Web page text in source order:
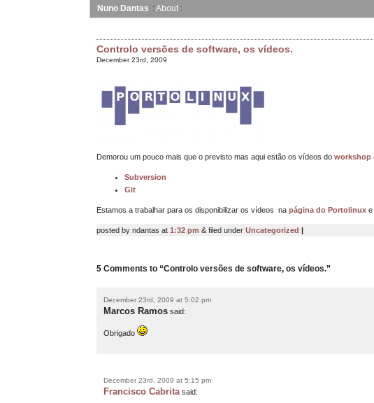
Nuno Dantas About
Controlo versões de software, os vídeos.
December 23rd, 2009
Demorou um pouco mais que o previsto mas aqui estão os vídeos do workshop
Subversion
Git
Estamos a trabalhar para os disponibilizar os vídeos na página do Portolinuxe
posted by ndantas at 1:32 pm & filed under Uncategorized |
5 Comments to “Controlo versões de software, os vídeos.”
December 23rd, 2009 at 5:02 pm
Marcos Ramossaid:
Obrigado
December 23rd, 2009 at 5:15 pm
Francisco Cabritasaid: